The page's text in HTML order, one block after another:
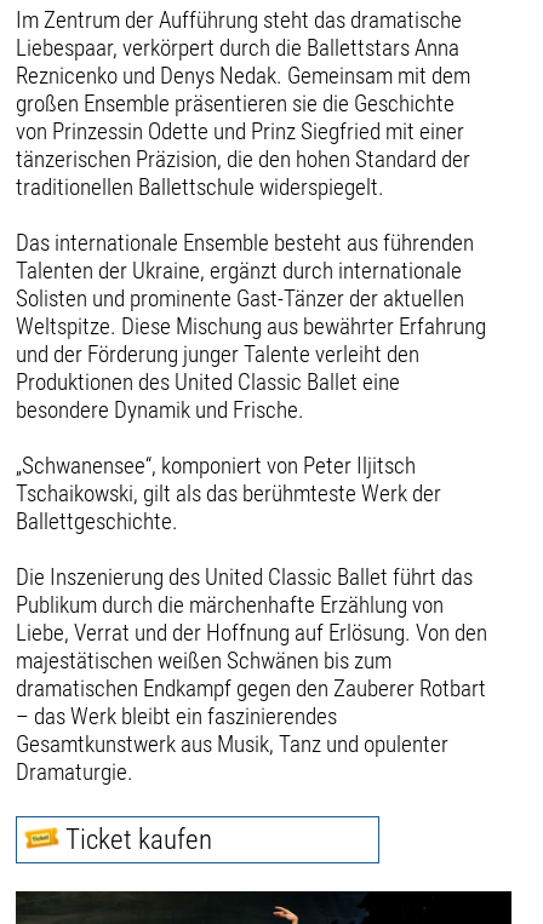
Im Zentrum der Aufführung steht das dramatische
Liebespaar, verkörpert durch die Ballettstars Anna
Reznicenko und Denys Nedak. Gemeinsam mit dem
großen Ensemble präsentieren sie die Geschichte
von Prinzessin Odette und Prinz Siegfried mit einer
tänzerischen Präzision, die den hohen Standard der
traditionellen Ballettschule widerspiegelt.
Das internationale Ensemble besteht aus führenden
Talenten der Ukraine, ergänzt durch internationale
Solisten und prominente Gast-Tänzer der aktuellen
Weltspitze. Diese Mischung aus bewährter Erfahrung
und der Förderung junger Talente verleiht den
Produktionen des United Classic Ballet eine
besondere Dynamik und Frische.
„Schwanensee“, komponiert von Peter Iljitsch
Tschaikowski, gilt als das berühmteste Werk der
Ballettgeschichte.
Die Inszenierung des United Classic Ballet führt das
Publikum durch die märchenhafte Erzählung von
Liebe, Verrat und der Hoffnung auf Erlösung. Von den
majestätischen weißen Schwänen bis zum
dramatischen Endkampf gegen den Zauberer Rotbart
– das Werk bleibt ein faszinierendes
Gesamtkunstwerk aus Musik, Tanz und opulenter
Dramaturgie.
Ticket kaufen